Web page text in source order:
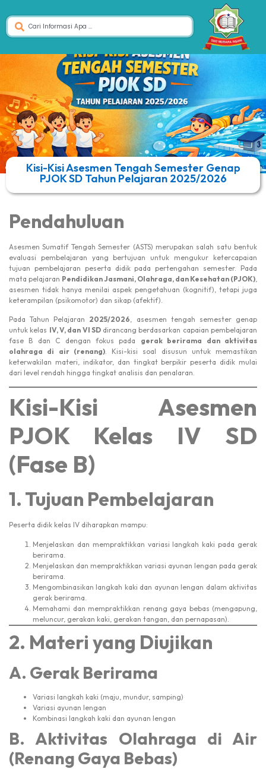
Kisi-Kisi Asesmen Tengah Semester Genap
PJOK SD Tahun Pelajaran 2025/2026
Pendahuluan
Asesmen Sumatif Tengah Semester (ASTS) merupakan salah satu bentuk
evaluasi pembelajaran yang bertujuan untuk mengukur ketercapaian
tujuan pembelajaran peserta didik pada pertengahan semester. Pada
mata pelajaran Pendidikan Jasmani, Olahraga, dan Kesehatan (PJOK)
asesmen tidak hanya menilai aspek pengetahuan (kognitif), tetapi juga
keterampilan (psikomotor) dan sikap (afektif).
Pada Tahun Pelajaran 2025/2026 , asesmen tengah semester genap
untuk kelas IV, V, dan VI SDdirancang berdasarkan capaian pembelajaran
fase B dan C dengan fokus pada gerak berirama dan aktivitas
olahraga di air (renang). Kisi-kisi soal disusun untuk memastikan
keterwakilan materi, indikator, dan tingkat berpikir peserta didik mulai
dari level rendah hingga tingkat analisis dan penalaran.
Kisi-Kisi Asesmen
PJOK Kelas IV SD
(Fase B)
1. Tujuan Pembelajaran
Peserta didik kelas IV diharapkan mampu:
Menjelaskan dan mempraktikkan variasi langkah kaki pada gerak
berirama.
Menjelaskan dan mempraktikkan variasi ayunan lengan pada gerak
berirama.
Mengombinasikan langkah kaki dan ayunan lengan dalam aktivitas
gerak berirama.
Memahami dan mempraktikkan renang gaya bebas (mengapung,
meluncur, gerakan kaki, gerakan tangan, dan pernapasan).
2. Materi yang Diujikan
A. Gerak Berirama
Variasi langkah kaki (maju, mundur, samping)
Variasi ayunan lengan
Kombinasi langkah kaki dan ayunan lengan
B. Aktivitas Olahraga di Air
(Renang Gaya Bebas)